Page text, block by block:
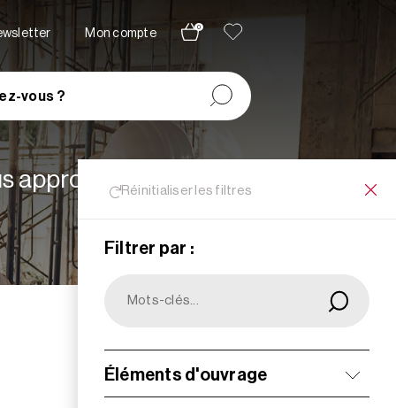
Mon compte
0
vous ?
Réinitialiser les filtres
Filtrer par :
Éléments d'ouvrage
appropriées à vos